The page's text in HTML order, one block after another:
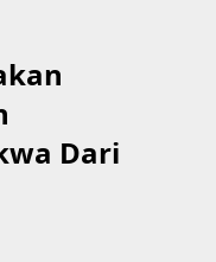
Dari